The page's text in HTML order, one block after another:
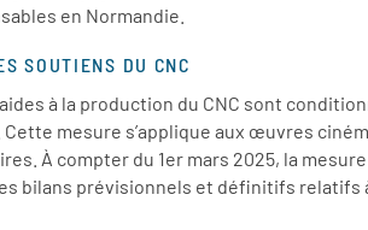
en Normandie.
SOUTIENS DU CNC
à la production du CNC sont
mesure s’applique aux œuvres
À compter du 1er mars 2025, la
bilans prévisionnels et définitifs relatifs